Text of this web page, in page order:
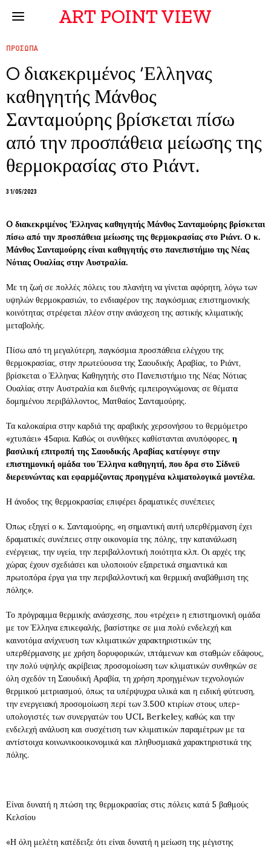
ART POINT VIEW
ΠΡΟΣΩΠΑ
O διακεκριμένος ‘Ελληνας
καθηγητής Μάνθος
Σανταμούρης βρίσκεται πίσω
από την προσπάθεια μείωσης της
θερμοκρασίας στο Ριάντ.
31/05/2023
O διακεκριμένος ‘Ελληνας καθηγητής Μάνθος Σανταμούρης βρίσκεται
πίσω από την προσπάθεια μείωσης της θερμοκρασίας στο Ριάντ. Ο κ.
Μάνθος Σανταμούρης είναι καθηγητής στο πανεπιστήμιο της Νέας
Νότιας Ουαλίας στην Αυστραλία.
Με τη ζωή σε πολλές πόλεις του πλανήτη να γίνεται αφόρητη, λόγω των
υψηλών θερμοκρασιών, το ενδιαφέρον της παγκόσμιας επιστημονικής
κοινότητας στρέφεται πλέον στην ανάσχεση της αστικής κλιματικής
μεταβολής.
Πίσω από τη μεγαλύτερη, παγκόσμια προσπάθεια ελέγχου της
θερμοκρασίας, στην πρωτεύουσα της Σαουδικής Αραβίας, το Ριάντ,
βρίσκεται ο Έλληνας Καθηγητής στο Πανεπιστήμιο της Νέας Νότιας
Ουαλίας στην Αυστραλία και διεθνής εμπειρογνώμονας σε θέματα
δομημένου περιβάλλοντος, Ματθαίος Σανταμούρης.
Τα καλοκαίρια στην καρδιά της αραβικής χερσονήσου το θερμόμετρο
«χτυπάει» 45αρια. Καθώς οι συνθήκες καθίστανται ανυπόφορες, η
βασιλική επιτροπή της Σαουδικής Αραβίας κατέφυγε στην
επιστημονική ομάδα του Έλληνα καθηγητή, που δρα στο Σίδνεϋ
διερευνώντας και εφαρμόζοντας προηγμένα κλιματολογικά μοντέλα.
Η άνοδος της θερμοκρασίας επιφέρει δραματικές συνέπειες
Όπως εξηγεί ο κ. Σανταμούρης, «η σημαντική αυτή υπερθέρμανση έχει
δραματικές συνέπειες στην οικονομία της πόλης, την κατανάλωση
ενέργειας, την υγεία, την περιβαλλοντική ποιότητα κλπ. Οι αρχές της
χώρας έχουν σχεδιάσει και υλοποιούν εξαιρετικά σημαντικά και
πρωτοπόρα έργα για την περιβαλλοντική και θερμική αναβάθμιση της
πόλης».
Το πρόγραμμα θερμικής ανάσχεσης, που «τρέχει» η επιστημονική ομάδα
με τον Έλληνα επικεφαλής, βασίστηκε σε μια πολύ ενδελεχή και
καινοτόμα ανίχνευση των κλιματικών χαρακτηριστικών της
υπερθέρμανσης με χρήση δορυφορικών, ιπτάμενων και σταθμών εδάφους,
την πολύ υψηλής ακρίβειας προσομοίωση των κλιματικών συνθηκών σε
όλη σχεδόν τη Σαουδική Αραβία, τη χρήση προηγμένων τεχνολογιών
θερμικού μετριασμού, όπως τα υπέρψυχρα υλικά και η ειδική φύτευση,
την ενεργειακή προσομοίωση περί των 3.500 κτιρίων στους υπερ-
υπολογιστές των συνεργατών του UCL Berkeley, καθώς και την
ενδελεχή ανάλυση και συσχέτιση των κλιματικών παραμέτρων με τα
αντίστοιχα κοινωνικοοικονομικά και πληθυσμιακά χαρακτηριστικά της
πόλης.
Είναι δυνατή η πτώση της θερμοκρασίας στις πόλεις κατά 5 βαθμούς
Κελσίου
«Η όλη μελέτη κατέδειξε ότι είναι δυνατή η μείωση της μέγιστης